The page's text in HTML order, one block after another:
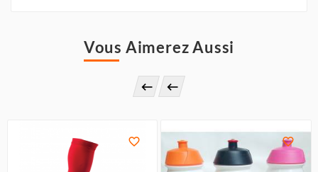
Vous Aimerez Aussi
 
 